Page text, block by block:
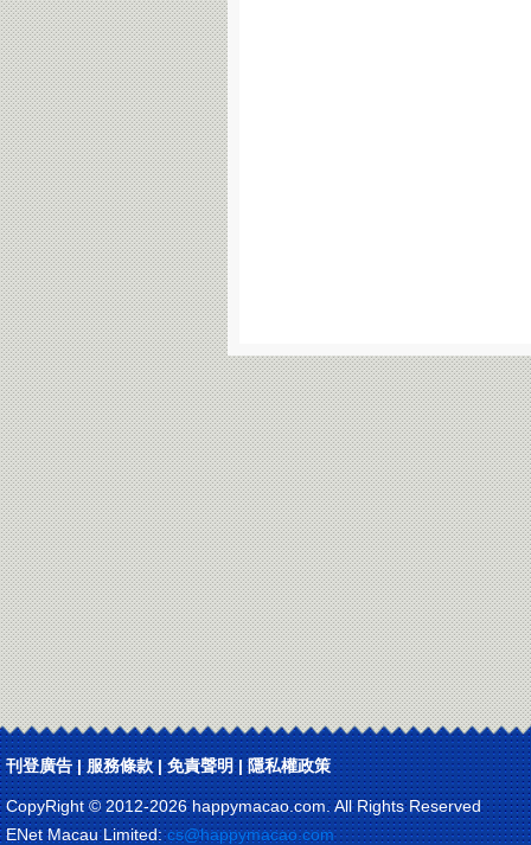
刊登廣告|服務條款|免責聲明|隱私權政策
CopyRight © 2012-2026 happymacao.com. All Rights Reserved
ENet Macau Limited:cs@happymacao.com